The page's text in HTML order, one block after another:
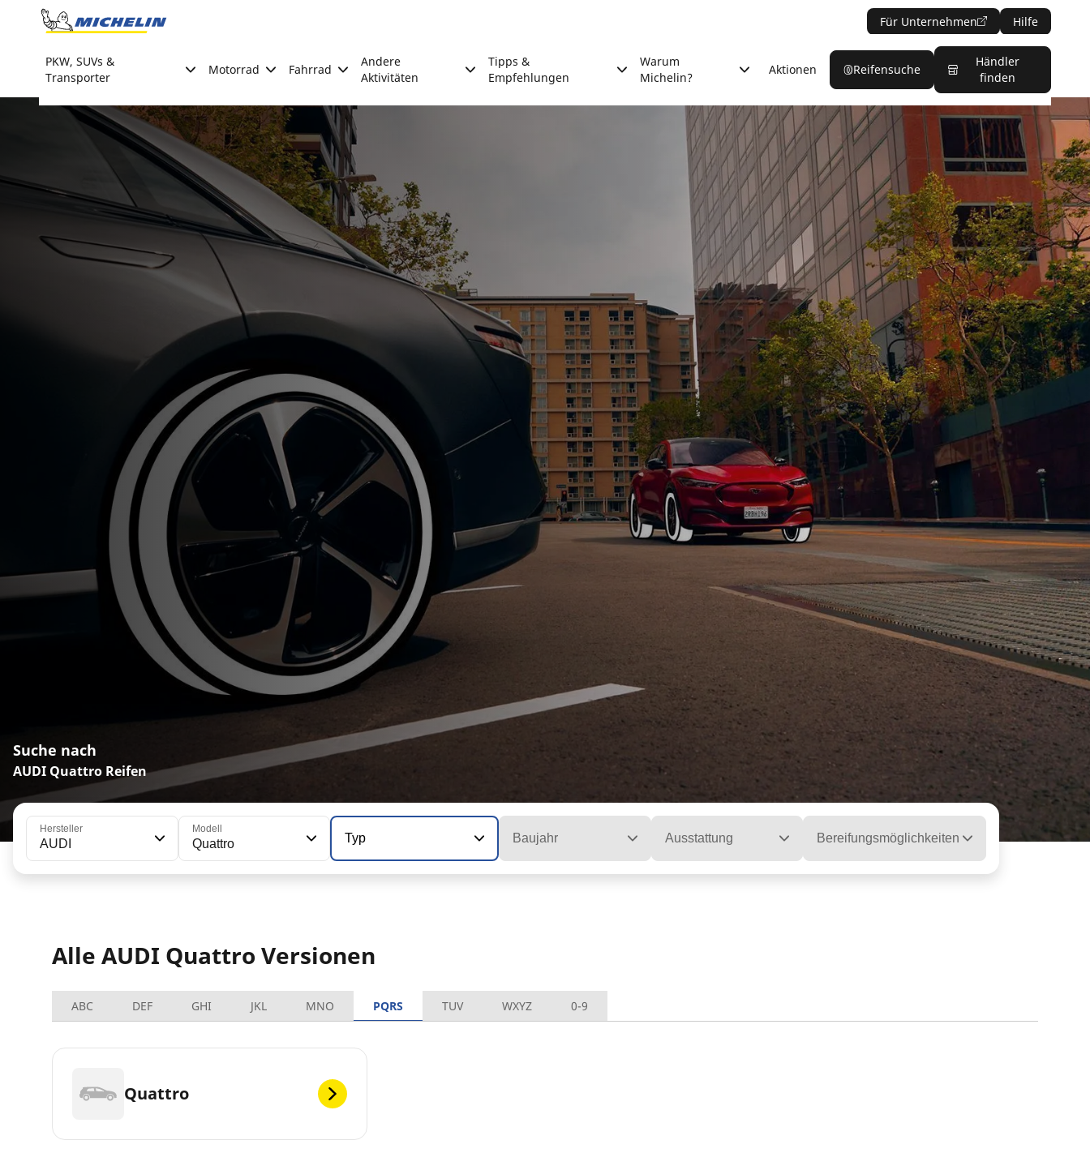
Go to page content
Für Unternehmen Hilfe
PKW, SUVs &
Transporter
Motorrad Fahrrad
Andere
Aktivitäten
Tipps &
Empfehlungen
Warum
Michelin?
Aktionen Reifensuche
Händler
finden
Suche nach
AUDI Quattro Reifen
Hersteller
AUDI
Modell
Quattro Typ Baujahr Ausstattung Bereifungsmöglichkeiten
Alle AUDI Quattro Versionen
ABC DEF GHI JKL MNO PQRS TUV WXYZ 0-9
Quattro